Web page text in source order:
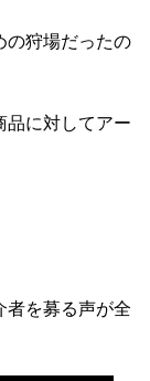
の狩場だったの
品に対してアー
者を募る声が全